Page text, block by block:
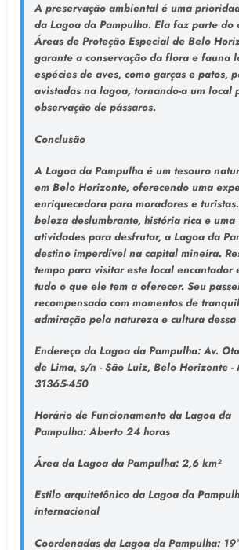
A preservação ambiental é uma
da Lagoa da Pampulha. Ela faz parte do
Áreas de Proteção Especial de Belo
garante a conservação da flora e fauna
espécies de aves, como garças e patos,
avistadas na lagoa, tornando-a um local
observação de pássaros.
Conclusão
A Lagoa da Pampulha é um tesouro
em Belo Horizonte, oferecendo uma
enriquecedora para moradores e
beleza deslumbrante, história rica e
atividades para desfrutar, a Lagoa da
destino imperdível na capital mineira.
tempo para visitar este local encantador
tudo o que ele tem a oferecer. Seu
recompensado com momentos de
admiração pela natureza e cultura
Endereço da Lagoa da Pampulha: Av.
de Lima, s/n - São Luiz, Belo Horizonte -
31365-450
Horário de Funcionamento da Lagoa da
Pampulha:Aberto 24 horas
Área da Lagoa da Pampulha:2,6 km²
Estilo arquitetônico da Lagoa da
internacional
Coordenadas da Lagoa da Pampulha: